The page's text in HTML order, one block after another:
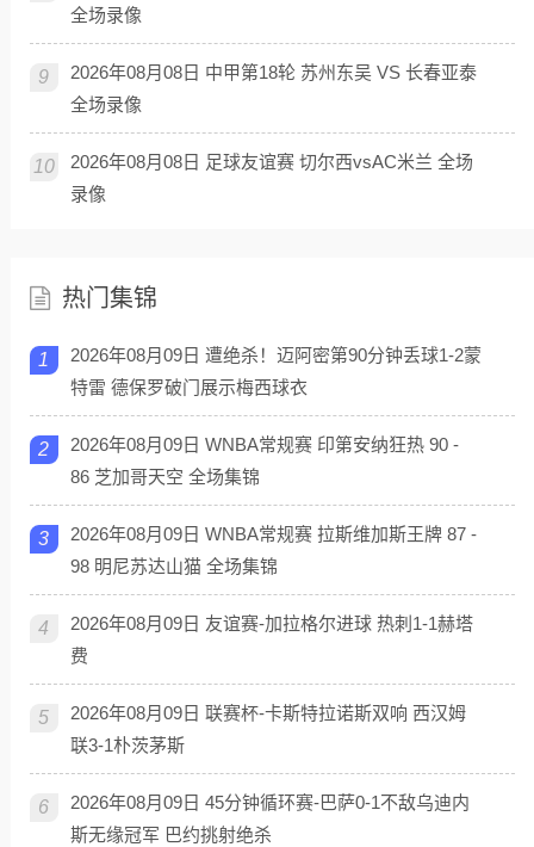
全场录像
9
2026年08月08日 中甲第18轮 苏州东吴 VS 长春亚泰
全场录像
10
2026年08月08日 足球友谊赛 切尔西vsAC米兰 全场
录像
热门集锦
1
2026年08月09日 遭绝杀！迈阿密第90分钟丢球1-2蒙
特雷 德保罗破门展示梅西球衣
2
2026年08月09日 WNBA常规赛 印第安纳狂热 90 -
86 芝加哥天空 全场集锦
3
2026年08月09日 WNBA常规赛 拉斯维加斯王牌 87 -
98 明尼苏达山猫 全场集锦
4
2026年08月09日 友谊赛-加拉格尔进球 热刺1-1赫塔
费
5
2026年08月09日 联赛杯-卡斯特拉诺斯双响 西汉姆
联3-1朴茨茅斯
6
2026年08月09日 45分钟循环赛-巴萨0-1不敌乌迪内
斯无缘冠军 巴约挑射绝杀